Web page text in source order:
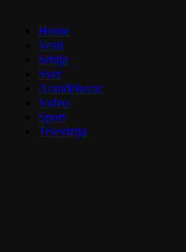
Home
Vesti
Srbija
Svet
Aranđelovac
Video
Sport
Televizija